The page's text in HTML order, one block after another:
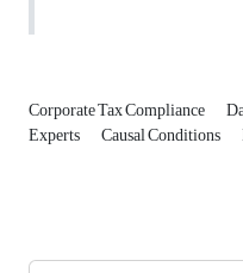
Corporate Tax Compliance
Experts Causal Conditions